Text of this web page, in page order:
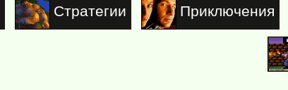
Стратегии Приключения